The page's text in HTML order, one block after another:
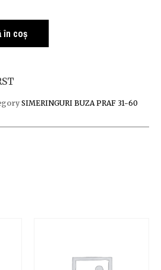
în coș
SIMERINGURI BUZA PRAF 31-60